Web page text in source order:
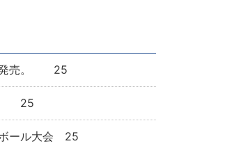
発売。 25
25
ール大会 25